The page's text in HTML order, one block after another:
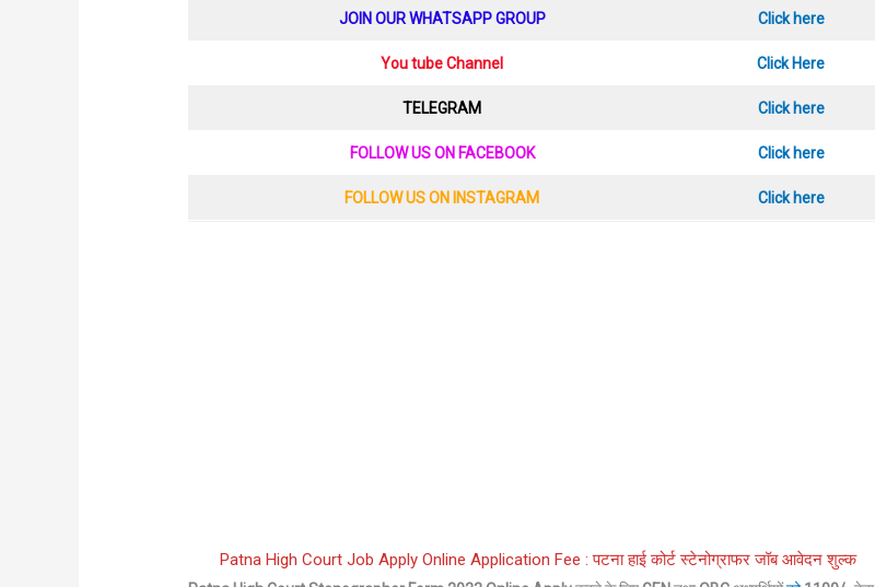
JOIN OUR WHATSAPP GROUP Click here
You tube Channel Click Here
TELEGRAM Click here
FOLLOW US ON FACEBOOK Click here
FOLLOW US ON INSTAGRAM Click here
Patna High Court Job Apply Online Application Fee : पटना हाई कोर्ट स्टेनोग्राफर जॉब आवेदन शुल्क